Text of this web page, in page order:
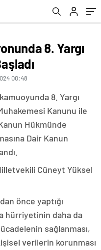
8. Yargı
00:48
8. Yargı
Kanunu ile
Hükmünde
Dair Kanun
Cüneyt Yüksel
önce yaptığı
hürriyetinin daha da
sağlanması,
verilerin korunması